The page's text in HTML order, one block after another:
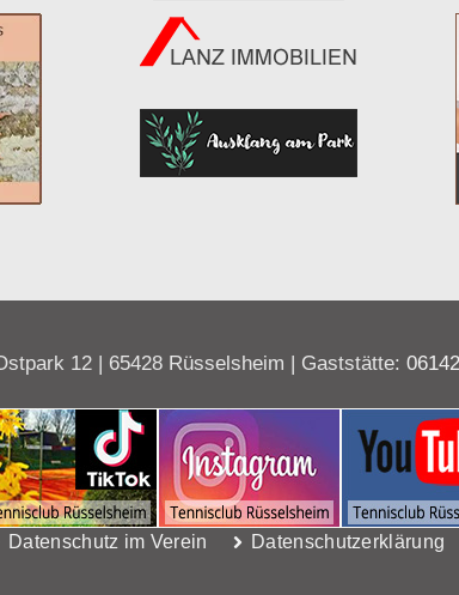
12 | 65428 Rüsselsheim | Gaststätte:
Datenschutz im Verein Datenschutzerklärung